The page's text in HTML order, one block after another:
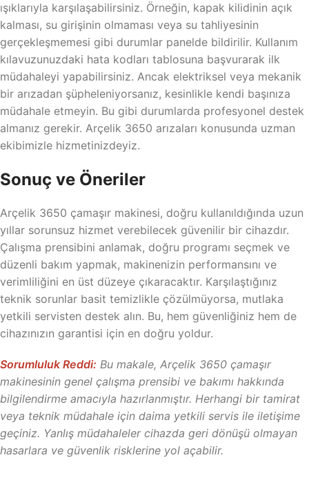
ışıklarıyla karşılaşabilirsiniz. Örneğin, kapak kilidinin açık
kalması, su girişinin olmaması veya su tahliyesinin
gerçekleşmemesi gibi durumlar panelde bildirilir. Kullanım
kılavuzunuzdaki hata kodları tablosuna başvurarak ilk
müdahaleyi yapabilirsiniz. Ancak elektriksel veya mekanik
bir arızadan şüpheleniyorsanız, kesinlikle kendi başınıza
müdahale etmeyin. Bu gibi durumlarda profesyonel destek
almanız gerekir. Arçelik 3650 arızaları konusunda uzman
ekibimizle hizmetinizdeyiz.
Sonuç ve Öneriler
Arçelik 3650 çamaşır makinesi, doğru kullanıldığında uzun
yıllar sorunsuz hizmet verebilecek güvenilir bir cihazdır.
Çalışma prensibini anlamak, doğru programı seçmek ve
düzenli bakım yapmak, makinenizin performansını ve
verimliliğini en üst düzeye çıkaracaktır. Karşılaştığınız
teknik sorunlar basit temizlikle çözülmüyorsa, mutlaka
yetkili servisten destek alın. Bu, hem güvenliğiniz hem de
cihazınızın garantisi için en doğru yoldur.
Sorumluluk Reddi: Bu makale, Arçelik 3650 çamaşır
makinesinin genel çalışma prensibi ve bakımı hakkında
bilgilendirme amacıyla hazırlanmıştır. Herhangi bir tamirat
veya teknik müdahale için daima yetkili servis ile iletişime
geçiniz. Yanlış müdahaleler cihazda geri dönüşü olmayan
hasarlara ve güvenlik risklerine yol açabilir.